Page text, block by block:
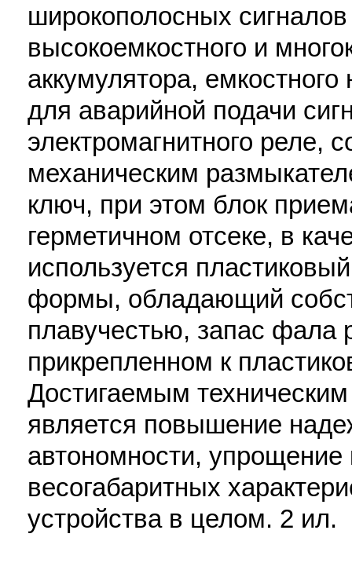
широкополосных
высокоемкостного и
аккумулятора, емкостного
для аварийной подачи
электромагнитного реле,
механическим
ключ, при этом блок
герметичном отсеке, в
используется
формы, обладающий
плавучестью, запас фала
прикрепленном к
Достигаемым
является повышение
автономности,
весогабаритных
устройства в целом. 2 ил.